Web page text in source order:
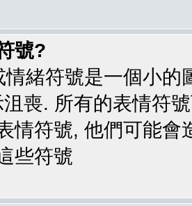
號?
緒符號是一個小
喪. 所有的表情符
情符號, 他們可能
些符號